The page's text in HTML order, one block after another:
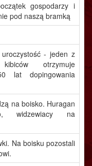
gospodarzy i
pod naszą bramką
- jeden z
kibiców otrzymuje
lat dopingowania
na boisko. Huragan
widzewiacy na
Na boisku pozostali